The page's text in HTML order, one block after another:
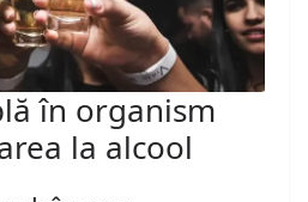
în organism
la alcool